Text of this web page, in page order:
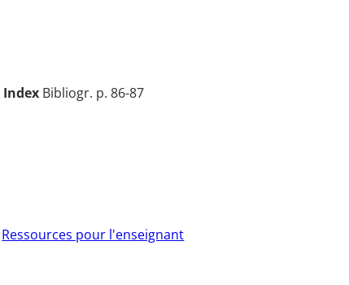
Index Bibliogr. p. 86-87
Ressources pour l'enseignant